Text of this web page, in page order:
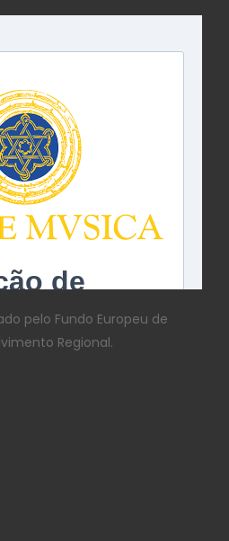
pelo Fundo Europeu de
Regional.